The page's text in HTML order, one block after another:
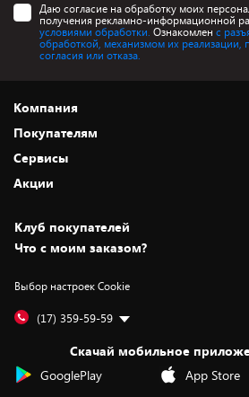
Даю согласие на обработку моих
получения рекламно-информационной
условиями обработки. Ознакомлен с
обработкой, механизмом их реализации,
согласия или отказа.
Компания
О нас
Адреса магазинов
Новости
Статьи и обзоры
Вакансии
Дай пять добру!
Покупателям
Как сделать заказ
Оплата и доставка
Безналичный расчёт
Обмен и возврат товара
Обработка персональных данных
Подарочные карты
Сервисы
Установка техники
Для игровых консолей
Для мобильных устройств
Для компьютеров
Сервисные центры
Акции
Скидки и промокоды
Белорусские товары
Бонусы
Оплата частями
Новинки
Клуб покупателей
Что с моим заказом?
Выбор настроек Cookie
(17) 359-59-59
Скачай мобильное
GooglePlay
App Store